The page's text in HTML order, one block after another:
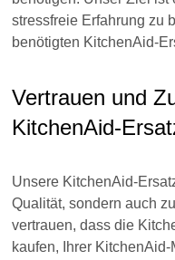
stressfreie Erfahrung zu
benötigten KitchenAid-
Vertrauen und
KitchenAid-
Unsere KitchenAid-
Qualität, sondern auch
vertrauen, dass die
kaufen, Ihrer